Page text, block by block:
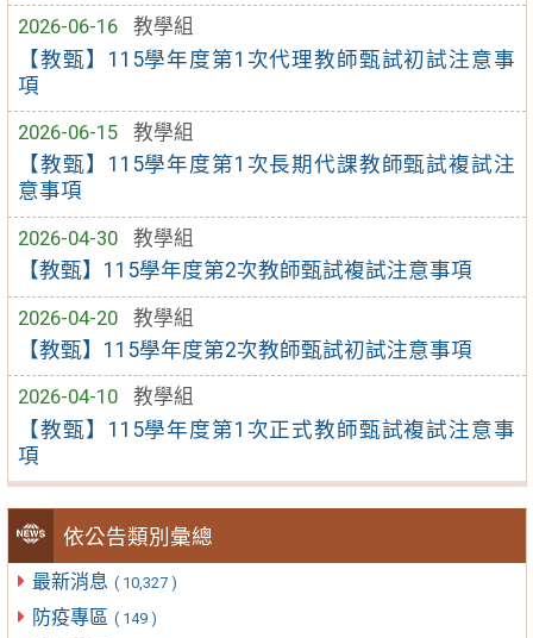
2026-06-16
教學組
【教甄】115學年度第1次代理教師甄試初試注意事
項
2026-06-15
教學組
【教甄】115學年度第1次長期代課教師甄試複試注
意事項
2026-04-30
教學組
【教甄】115學年度第2次教師甄試複試注意事項
2026-04-20
教學組
【教甄】115學年度第2次教師甄試初試注意事項
2026-04-10
教學組
【教甄】115學年度第1次正式教師甄試複試注意事
項
依公告類別彙總
最新消息 ( 10,327 )
防疫專區 ( 149 )